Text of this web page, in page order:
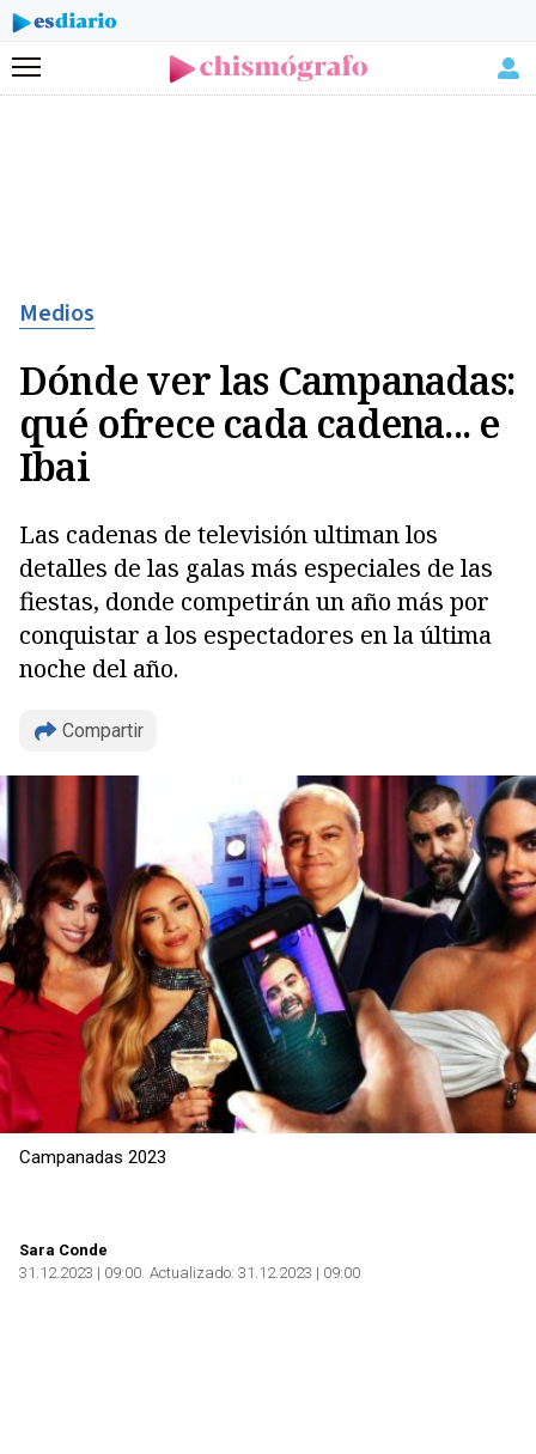
Menú
Medios
Dónde ver las Campanadas:
qué ofrece cada cadena... e
Ibai
Las cadenas de televisión ultiman los
detalles de las galas más especiales de las
fiestas, donde competirán un año más por
conquistar a los espectadores en la última
noche del año.
Compartir
Copiar
Campanadas 2023
Sara Conde
31.12.2023 | 09:00 Actualizado: 31.12.2023 | 09:00